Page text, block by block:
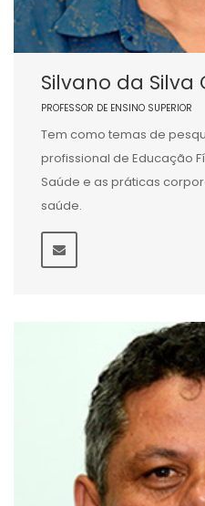
Silvano da Silva
PROFESSOR DE ENSINO SUPERIOR
Tem como temas de
profissional de Educação
Saúde e as práticas
saúde.